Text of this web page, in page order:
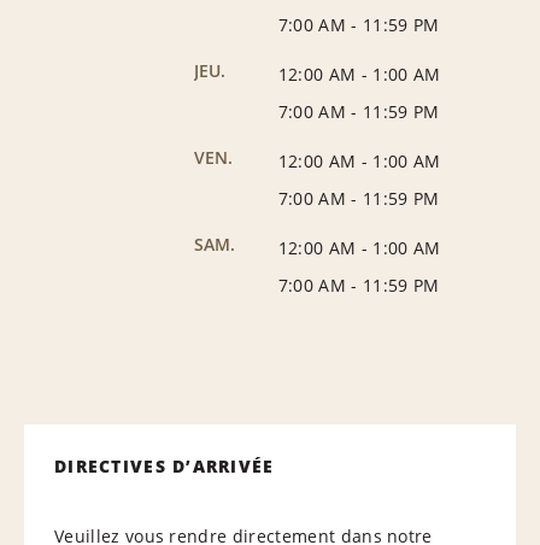
7:00 AM - 11:59 PM
JEU.
12:00 AM - 1:00 AM
7:00 AM - 11:59 PM
VEN.
12:00 AM - 1:00 AM
7:00 AM - 11:59 PM
SAM.
12:00 AM - 1:00 AM
7:00 AM - 11:59 PM
DIRECTIVES D’ARRIVÉE
Veuillez vous rendre directement dans notre